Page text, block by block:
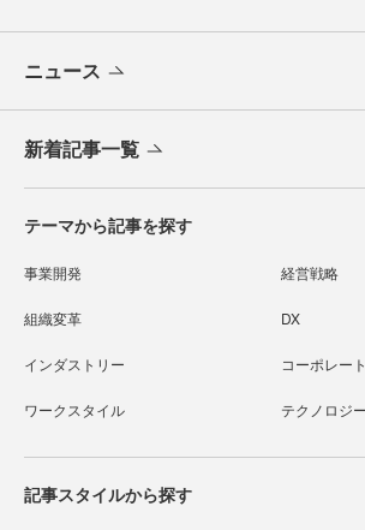
ニュース
新着記事一覧
テーマから記事を探す
事業開発 経営戦略
組織変革 DX
インダストリー コーポレー
ワークスタイル テクノロジー
記事スタイルから探す